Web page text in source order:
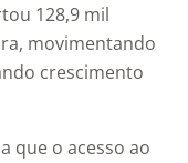
128,9 mil
movimentando
crescimento
que o acesso ao